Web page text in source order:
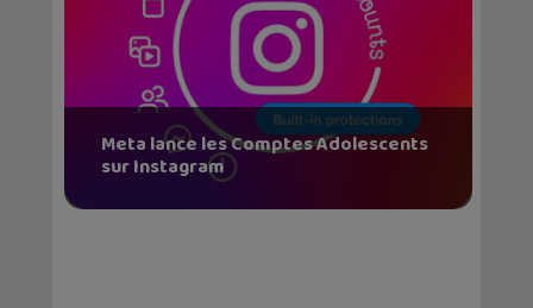
Meta lance les Comptes Adolescents
sur Instagram